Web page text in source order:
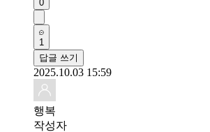
0
1
답글 쓰기
2025.10.03 15:59
행복
작성자